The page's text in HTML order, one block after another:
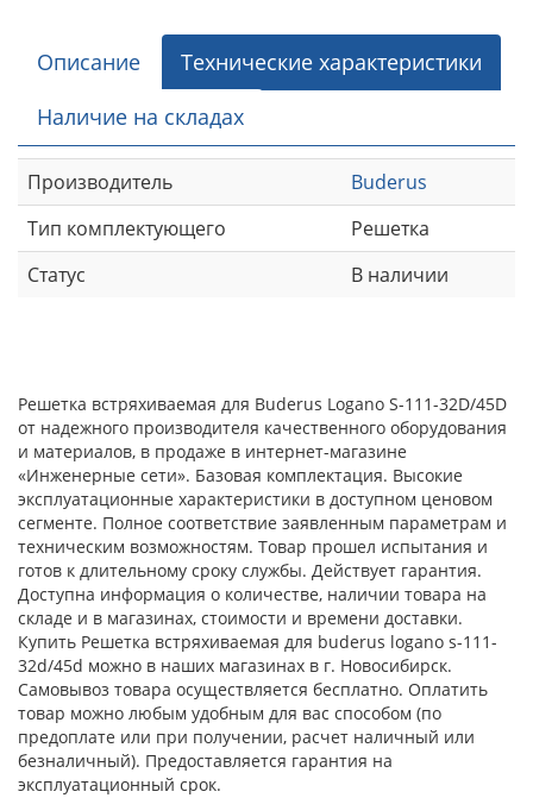
Описание
Технические характеристики
Наличие на складах
Производитель
Buderus
Тип комплектующего
Решетка
Статус
В наличии
Решетка встряхиваемая для Buderus Logano S-111-32D/45D
от надежного производителя качественного оборудования
и материалов, в продаже в интернет-магазине
«Инженерные сети». Базовая комплектация. Высокие
эксплуатационные характеристики в доступном ценовом
сегменте. Полное соответствие заявленным параметрам и
техническим возможностям. Товар прошел испытания и
готов к длительному сроку службы. Действует гарантия.
Доступна информация о количестве, наличии товара на
складе и в магазинах, стоимости и времени доставки.
Купить Решетка встряхиваемая для buderus logano s-111-
32d/45d можно в наших магазинах в г. Новосибирск.
Самовывоз товара осуществляется бесплатно. Оплатить
товар можно любым удобным для вас способом (по
предоплате или при получении, расчет наличный или
безналичный). Предоставляется гарантия на
эксплуатационный срок.